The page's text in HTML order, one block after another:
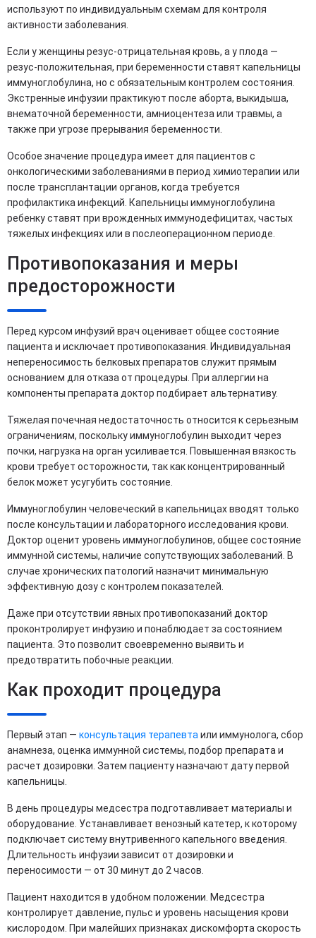
используют по индивидуальным схемам для контроля
активности заболевания.
Если у женщины резус-отрицательная кровь, а у плода —
резус-положительная, при беременности ставят капельницы
иммуноглобулина, но с обязательным контролем состояния.
Экстренные инфузии практикуют после аборта, выкидыша,
внематочной беременности, амниоцентеза или травмы, а
также при угрозе прерывания беременности.
Особое значение процедура имеет для пациентов с
онкологическими заболеваниями в период химиотерапии или
после трансплантации органов, когда требуется
профилактика инфекций. Капельницы иммуноглобулина
ребенку ставят при врожденных иммунодефицитах, частых
тяжелых инфекциях или в послеоперационном периоде.
Противопоказания и меры
предосторожности
Перед курсом инфузий врач оценивает общее состояние
пациента и исключает противопоказания. Индивидуальная
непереносимость белковых препаратов служит прямым
основанием для отказа от процедуры. При аллергии на
компоненты препарата доктор подбирает альтернативу.
Тяжелая почечная недостаточность относится к серьезным
ограничениям, поскольку иммуноглобулин выходит через
почки, нагрузка на орган усиливается. Повышенная вязкость
крови требует осторожности, так как концентрированный
белок может усугубить состояние.
Иммуноглобулин человеческий в капельницах вводят только
после консультации и лабораторного исследования крови.
Доктор оценит уровень иммуноглобулинов, общее состояние
иммунной системы, наличие сопутствующих заболеваний. В
случае хронических патологий назначит минимальную
эффективную дозу с контролем показателей.
Даже при отсутствии явных противопоказаний доктор
проконтролирует инфузию и понаблюдает за состоянием
пациента. Это позволит своевременно выявить и
предотвратить побочные реакции.
Как проходит процедура
Первый этап — консультация терапевта или иммунолога, сбор
анамнеза, оценка иммунной системы, подбор препарата и
расчет дозировки. Затем пациенту назначают дату первой
капельницы.
В день процедуры медсестра подготавливает материалы и
оборудование. Устанавливает венозный катетер, к которому
подключает систему внутривенного капельного введения.
Длительность инфузии зависит от дозировки и
переносимости — от 30 минут до 2 часов.
Пациент находится в удобном положении. Медсестра
контролирует давление, пульс и уровень насыщения крови
кислородом. При малейших признаках дискомфорта скорость